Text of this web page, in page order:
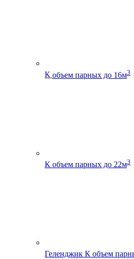
К объем парных до 16м3
К объем парных до 22м3
Геленджик К объем